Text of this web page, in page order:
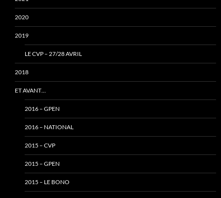
2020
2019
LE CVP – 27/28 AVRIL
2018
ET AVANT…
2016 – GPEN
2016 – NATIONAL
2015 – CVP
2015 – GPEN
2015 – LE BONO